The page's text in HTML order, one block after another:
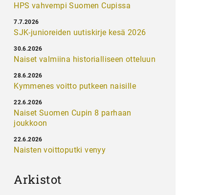
HPS vahvempi Suomen Cupissa
SJK-junioreiden uutiskirje kesä 2026
7.7.2026
Naiset valmiina historialliseen otteluun
30.6.2026
Kymmenes voitto putkeen naisille
28.6.2026
Naiset Suomen Cupin 8 parhaan
joukkoon
22.6.2026
Naisten voittoputki venyy
22.6.2026
Arkistot